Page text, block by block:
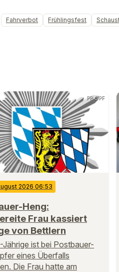
Fahrverbot Frühlingsfest
PP OPF
2026 06:53
Heng:
Frau kassiert
von Bettlern
Jährige ist bei Postbauer-
eines Überfalls
Die Frau hatte am